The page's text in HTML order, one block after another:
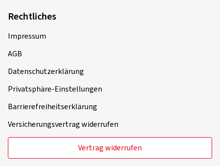
Rechtliches
Impressum
AGB
Datenschutzerklärung
Privatsphäre-Einstellungen
Barrierefreiheitserklärung
Versicherungsvertrag widerrufen
Vertrag widerrufen